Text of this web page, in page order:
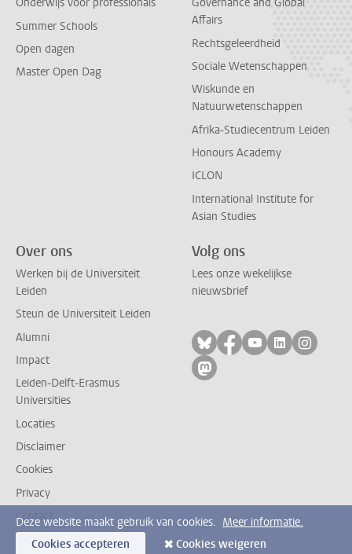
Summer Schools
Open dagen
Master Open Dag
Affairs
Rechtsgeleerdheid
Sociale Wetenschappen
Wiskunde en
Natuurwetenschappen
Afrika-Studiecentrum Leiden
Honours Academy
ICLON
International Institute for
Asian Studies
Over ons
Werken bij de Universiteit
Leiden
Steun de Universiteit Leiden
Alumni
Impact
Leiden-Delft-Erasmus
Universities
Locaties
Disclaimer
Cookies
Privacy
Contact
Volg ons
Lees onze wekelijkse
nieuwsbrief
Volg ons op bluesky
Volg ons op
Volg ons op
Volg ons
Volg
Volg ons op mastodon
Deze website maakt gebruik van cookies. Meer informatie.
Cookies accepteren
Cookies weigeren